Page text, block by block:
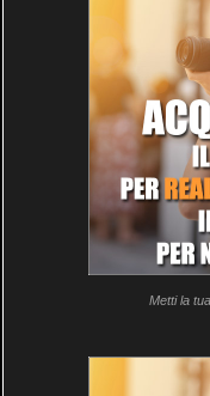
Metti la